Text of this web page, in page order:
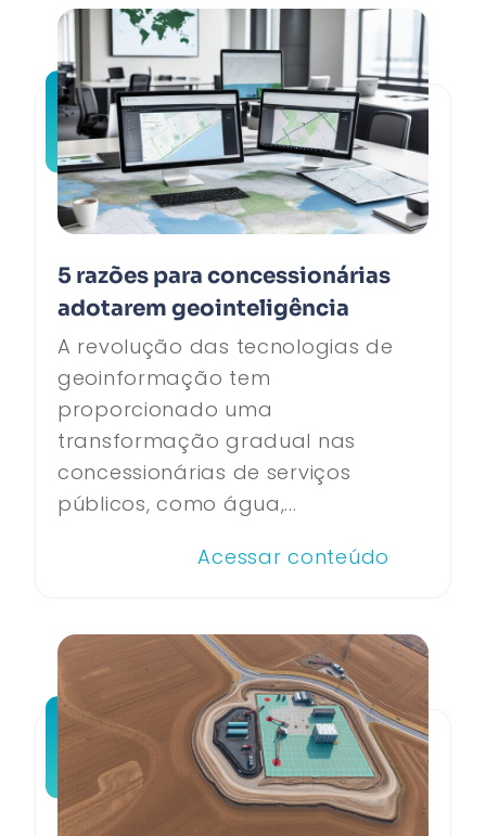
5 razões para concessionárias
adotarem geointeligência
A revolução das tecnologias de
geoinformação tem
proporcionado uma
transformação gradual nas
concessionárias de serviços
públicos, como água,...
Acessar conteúdo